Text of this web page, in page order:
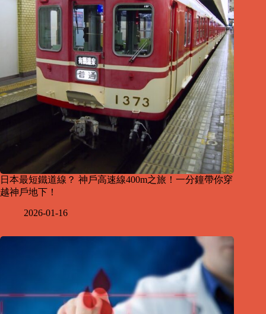
日本最短鐵道線？ 神戶高速線400m之旅！一分鐘帶你穿
越神戶地下！
2026-01-16